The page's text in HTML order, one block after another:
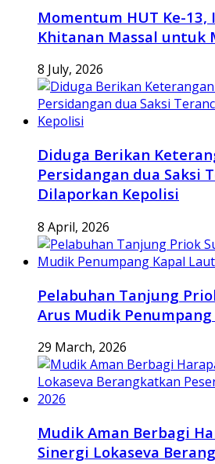
Momentum HUT Ke-13,
Khitanan Massal untuk
8 July, 2026
Diduga Berikan
Persidangan dua Saksi
Dilaporkan Kepolisi
8 April, 2026
Pelabuhan Tanjung
Arus Mudik
29 March, 2026
Mudik Aman Berbagi
Sinergi Lokaseva